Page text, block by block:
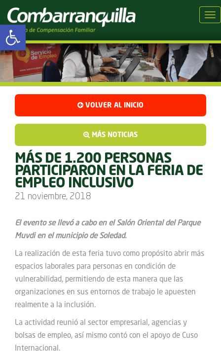
Abrir barra de herramientas
VOLVER AL INICIO
MÁS NOTICIAS
MÁS DE 1.200 PERSONAS
PARTICIPARON EN LA FERIA DE
EMPLEO INCLUSIVO
21 noviembre, 2018
El evento se llevó a cabo en el Salón Oriental del Parque
Muvdi en el municipio de Soledad.
La realización de esta feria tuvo como propósito abrir más
espacios laborales para personas en condición de
vulnerabilidad, permitiendo de esta manera que las
organizaciones en sus entornos de trabajo le apuesten
realmente a la inclusión.
La actividad reunió al sector empresarial, agencias y
bolsas de empleo, así mismo contó con el apoyo de Cuso
Internacional.